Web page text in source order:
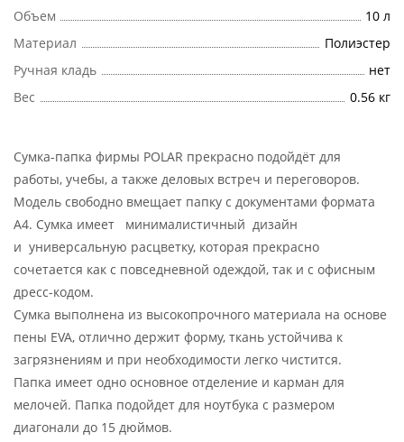
Объем
10 л
Материал
Полиэстер
Ручная кладь
нет
Вес
0.56 кг
Сумка-папка фирмы POLAR прекрасно подойдёт для
работы, учебы, а также деловых встреч и переговоров.
Модель свободно вмещает папку с документами формата
А4. Сумка имеет минималистичный дизайн
и универсальную расцветку, которая прекрасно
сочетается как с повседневной одеждой, так и с офисным
дресс-кодом.
Сумка выполнена из высокопрочного материала на основе
пены EVA, отлично держит форму, ткань устойчива к
загрязнениям и при необходимости легко чистится.
Папка имеет одно основное отделение и карман для
мелочей. Папка подойдет для ноутбука с размером
диагонали до 15 дюймов.